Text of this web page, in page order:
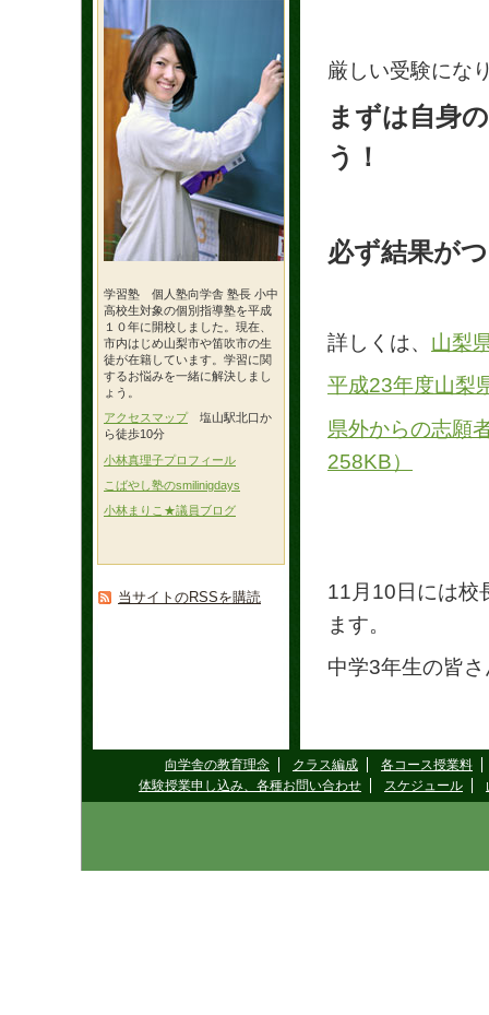
厳しい受験にな
まずは自身
う！
必ず結果が
詳しくは、 山梨
平成23年度山梨
県外からの志願
258KB）
11月10日には校
ます。
中学3年生の皆
学習塾 個人塾向学舎 塾長 小中
高校生対象の個別指導塾を平成
１０年に開校しました。現在、
市内はじめ山梨市や笛吹市の生
徒が在籍しています。学習に関
するお悩みを一緒に解決しまし
ょう。
アクセスマップ 塩山駅北口か
ら徒歩10分
小林真理子プロフィール
こばやし塾のsmilinigdays
小林まりこ★議員ブログ
当サイトのRSSを購読
向学舎の教育理念 クラス編成
各コース授業料
体験授業申し込み、各種お問い合わせ
スケジュール